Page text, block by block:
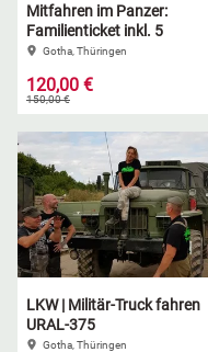
Mitfahren im Panzer:
Familienticket inkl. 5
Personen
Gotha, Thüringen
120,00 €
150,00 €
LKW | Militär-Truck fahren
URAL-375
Gotha, Thüringen